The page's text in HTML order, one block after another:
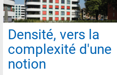
Densité, vers la
complexité d'une
notion